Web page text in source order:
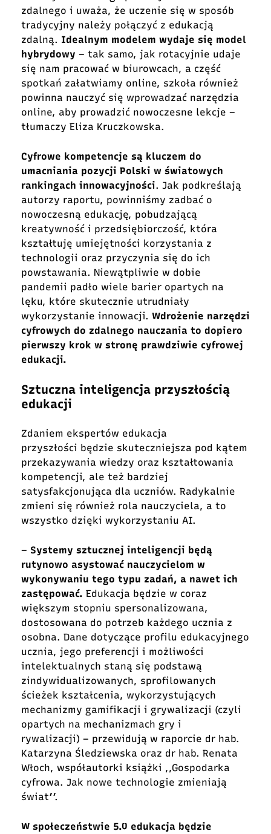
zdalnego i uważa, że uczenie się w sposób
tradycyjny należy połączyć z edukacją
zdalną. Idealnym modelem wydaje się model
hybrydowy – tak samo, jak rotacyjnie udaje
się nam pracować w biurowcach, a część
spotkań załatwiamy online, szkoła również
powinna nauczyć się wprowadzać narzędzia
online, aby prowadzić nowoczesne lekcje –
tłumaczy Eliza Kruczkowska.
Cyfrowe kompetencje są kluczem do
umacniania pozycji Polski w światowych
rankingach innowacyjności. Jak podkreślają
autorzy raportu, powinniśmy zadbać o
nowoczesną edukację, pobudzającą
kreatywność i przedsiębiorczość, która
kształtuję umiejętności korzystania z
technologii oraz przyczynia się do ich
powstawania. Niewątpliwie w dobie
pandemii padło wiele barier opartych na
lęku, które skutecznie utrudniały
wykorzystanie innowacji. Wdrożenie narzędzi
cyfrowych do zdalnego nauczania to dopiero
pierwszy krok w stronę prawdziwie cyfrowej
edukacji.
Sztuczna inteligencja przyszłością
edukacji
Zdaniem ekspertów edukacja
przyszłości będzie skuteczniejsza pod kątem
przekazywania wiedzy oraz kształtowania
kompetencji, ale też bardziej
satysfakcjonująca dla uczniów. Radykalnie
zmieni się również rola nauczyciela, a to
wszystko dzięki wykorzystaniu AI.
– Systemy sztucznej inteligencji będą
rutynowo asystować nauczycielom w
wykonywaniu tego typu zadań, a nawet ich
zastępować. Edukacja będzie w coraz
większym stopniu spersonalizowana,
dostosowana do potrzeb każdego ucznia z
osobna. Dane dotyczące profilu edukacyjnego
ucznia, jego preferencji i możliwości
intelektualnych staną się podstawą
zindywidualizowanych, sprofilowanych
ścieżek kształcenia, wykorzystujących
mechanizmy gamifikacji i grywalizacji (czyli
opartych na mechanizmach gry i
rywalizacji) – przewidują w raporcie dr hab.
Katarzyna Śledziewska oraz dr hab. Renata
Włoch, współautorki książki ,,Gospodarka
cyfrowa. Jak nowe technologie zmieniają
świat’’.
W społeczeństwie 5.0 edukacja będzie